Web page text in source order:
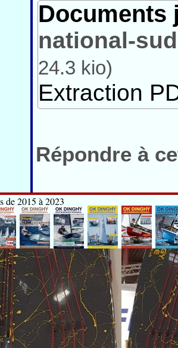
Documents
national-
24.3 kio)
Extraction
Répondre à
de 2015 à 2023